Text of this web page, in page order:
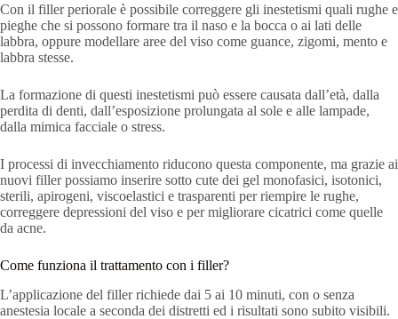
Con il filler periorale è possibile correggere gli inestetismi quali rughe e
pieghe che si possono formare tra il naso e la bocca o ai lati delle
labbra, oppure modellare aree del viso come guance, zigomi, mento e
labbra stesse.
La formazione di questi inestetismi può essere causata dall’età, dalla
perdita di denti, dall’esposizione prolungata al sole e alle lampade,
dalla mimica facciale o stress.
I processi di invecchiamento riducono questa componente, ma grazie ai
nuovi filler possiamo inserire sotto cute dei gel monofasici, isotonici,
sterili, apirogeni, viscoelastici e trasparenti per riempire le rughe,
correggere depressioni del viso e per migliorare cicatrici come quelle
da acne.
Come funziona il trattamento con i filler?
L’applicazione del filler richiede dai 5 ai 10 minuti, con o senza
anestesia locale a seconda dei distretti ed i risultati sono subito visibili.